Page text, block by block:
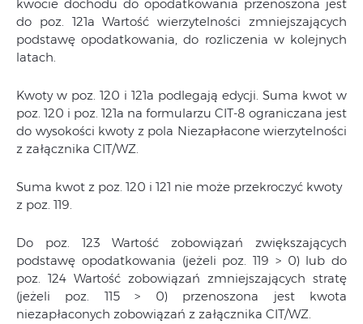
kwocie dochodu do opodatkowania przenoszona jest
do poz. 121a Wartość wierzytelności zmniejszających
podstawę opodatkowania, do rozliczenia w kolejnych
latach.
Kwoty w poz. 120 i 121a podlegają edycji. Suma kwot w
poz. 120 i poz. 121a na formularzu CIT-8 ograniczana jest
do wysokości kwoty z pola Niezapłacone wierzytelności
z załącznika CIT/WZ.
Suma kwot z poz. 120 i 121 nie może przekroczyć kwoty
z poz. 119.
Do poz. 123 Wartość zobowiązań zwiększających
podstawę opodatkowania (jeżeli poz. 119 > 0) lub do
poz. 124 Wartość zobowiązań zmniejszających stratę
(jeżeli poz. 115 > 0) przenoszona jest kwota
niezapłaconych zobowiązań z załącznika CIT/WZ.